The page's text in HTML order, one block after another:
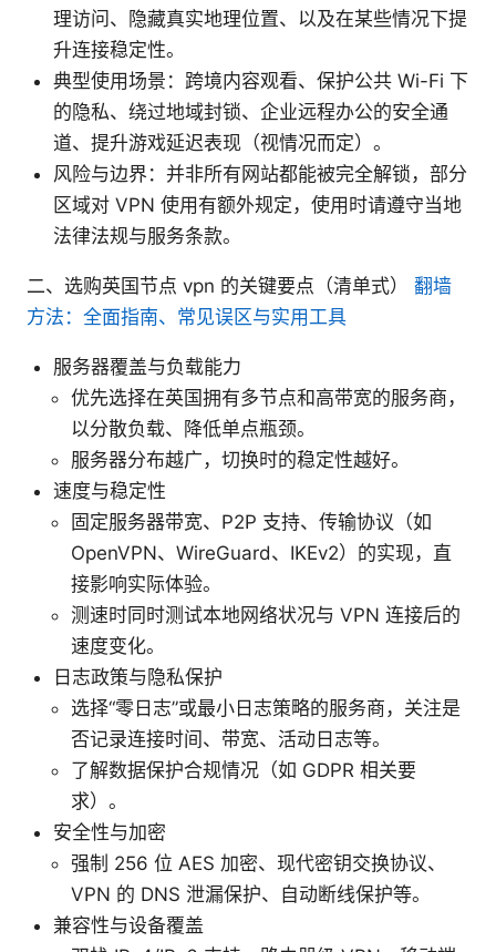
理访问、隐藏真实地理位置、以及在某些情况下提
升连接稳定性。
典型使用场景：跨境内容观看、保护公共 Wi-Fi 下
的隐私、绕过地域封锁、企业远程办公的安全通
道、提升游戏延迟表现（视情况而定）。
风险与边界：并非所有网站都能被完全解锁，部分
区域对 VPN 使用有额外规定，使用时请遵守当地
法律法规与服务条款。
二、选购英国节点 vpn 的关键要点（清单式） 翻墙
方法：全面指南、常见误区与实用工具
服务器覆盖与负载能力
优先选择在英国拥有多节点和高带宽的服务商，
以分散负载、降低单点瓶颈。
服务器分布越广，切换时的稳定性越好。
速度与稳定性
固定服务器带宽、P2P 支持、传输协议（如
OpenVPN、WireGuard、IKEv2）的实现，直
接影响实际体验。
测速时同时测试本地网络状况与 VPN 连接后的
速度变化。
日志政策与隐私保护
选择“零日志”或最小日志策略的服务商，关注是
否记录连接时间、带宽、活动日志等。
了解数据保护合规情况（如 GDPR 相关要
求）。
安全性与加密
强制 256 位 AES 加密、现代密钥交换协议、
VPN 的 DNS 泄漏保护、自动断线保护等。
兼容性与设备覆盖